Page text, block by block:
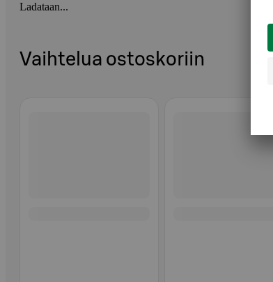
Ladataan...
Vaihtelua ostoskoriin